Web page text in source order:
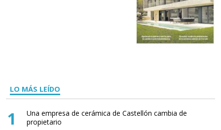
LO MÁS LEÍDO
1
Una empresa de cerámica de Castellón cambia de
propietario